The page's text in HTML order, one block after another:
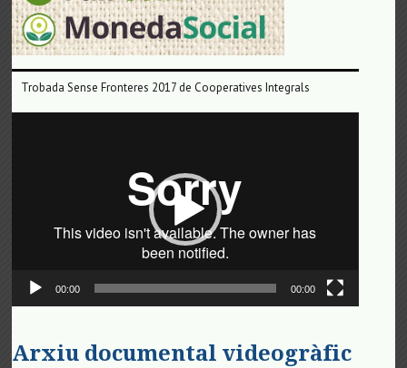
Trobada Sense Fronteres 2017 de Cooperatives Integrals
00:00 00:00
Arxiu documental videogràfic